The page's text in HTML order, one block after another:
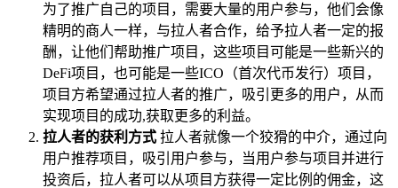
为了推广自己的项目，需要大量的用户参与，他们会像
精明的商人一样，与拉人者合作，给予拉人者一定的报
酬，让他们帮助推广项目，这些项目可能是一些新兴的
DeFi项目，也可能是一些ICO（首次代币发行）项目，
项目方希望通过拉人者的推广，吸引更多的用户，从而
实现项目的成功,获取更多的利益。
拉人者的获利方式 拉人者就像一个狡猾的中介，通过向
用户推荐项目，吸引用户参与，当用户参与项目并进行
投资后，拉人者可以从项目方获得一定比例的佣金，这